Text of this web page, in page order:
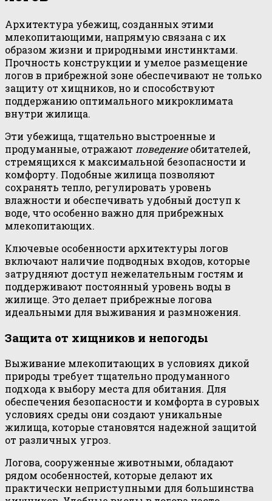
Архитектура убежищ, созданных этими
млекопитающими, напрямую связана с их
образом жизни и природными инстинктами.
Прочность конструкции и умелое размещение
логов в прибрежной зоне обеспечивают не только
защиту от хищников, но и способствуют
поддержанию оптимального микроклимата
внутри жилища.
Эти убежища, тщательно выстроенные и
продуманные, отражают поведениеобитателей,
стремящихся к максимальной безопасности и
комфорту. Подобные жилища позволяют
сохранять тепло, регулировать уровень
влажности и обеспечивать удобный доступ к
воде, что особенно важно для прибрежных
млекопитающих.
Ключевые особенности архитектуры логов
включают наличие подводных входов, которые
затрудняют доступ нежелательным гостям и
поддерживают постоянный уровень воды в
жилище. Это делает прибрежные логова
идеальными для выживания и размножения.
Защита от хищников и непогоды
Выживание млекопитающих в условиях дикой
природы требует тщательно продуманного
подхода к выбору места для обитания. Для
обеспечения безопасности и комфорта в суровых
условиях среды они создают уникальные
жилища, которые становятся надежной защитой
от различных угроз.
Логова, сооруженные животными, обладают
рядом особенностей, которые делают их
практически неприступными для большинства